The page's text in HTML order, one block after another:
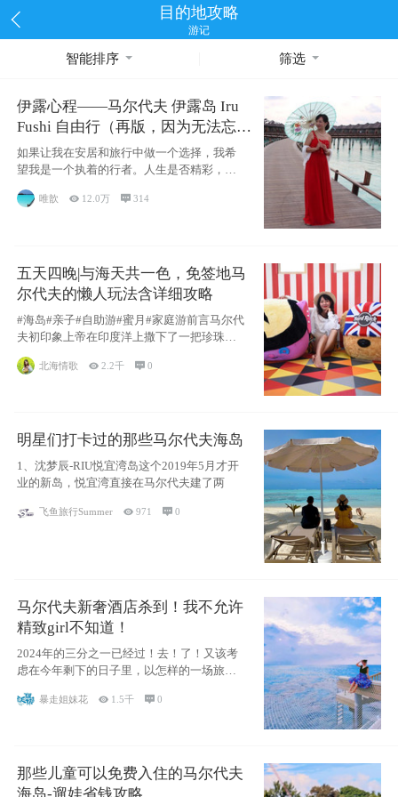
目的地攻略
游记
智能排序 筛选
伊露心程——马尔代夫 伊露岛 Iru
Fushi 自由行（再版，因为无法忘却
的留恋）
如果让我在安居和旅行中做一个选择，我希
望我是一个执着的行者。人生是否精彩，都
源于自己
唯歆  12.0万  314
五天四晚|与海天共一色，免签地马
尔代夫的懒人玩法含详细攻略
#海岛#亲子#自助游#蜜月#家庭游前言马尔代
夫初印象上帝在印度洋上撒下了一把珍珠，
北海情歌 2.2千 0
明星们打卡过的那些马尔代夫海岛
1、沈梦辰-RIU悦宜湾岛这个2019年5月才开
业的新岛，悦宜湾直接在马尔代夫建了两
飞鱼旅行Summer 971 0
马尔代夫新奢酒店杀到！我不允许
精致girl不知道！
2024年的三分之一已经过！去！了！又该考
虑在今年剩下的日子里，以怎样的一场旅行
暴走姐妹花  1.5千 0
那些儿童可以免费入住的马尔代夫